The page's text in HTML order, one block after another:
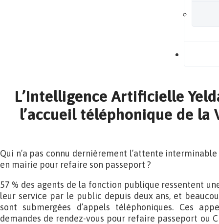
L’Intelligence Artificielle
l’accueil téléphonique de la
Qui n’a pas connu dernièrement l’attente
en mairie pour refaire son passeport ?
57 % des agents de la fonction publique ressentent
leur service par le public depuis deux ans, et
sont submergées d’appels téléphoniques. Ces
demandes de rendez-vous pour refaire passeport ou